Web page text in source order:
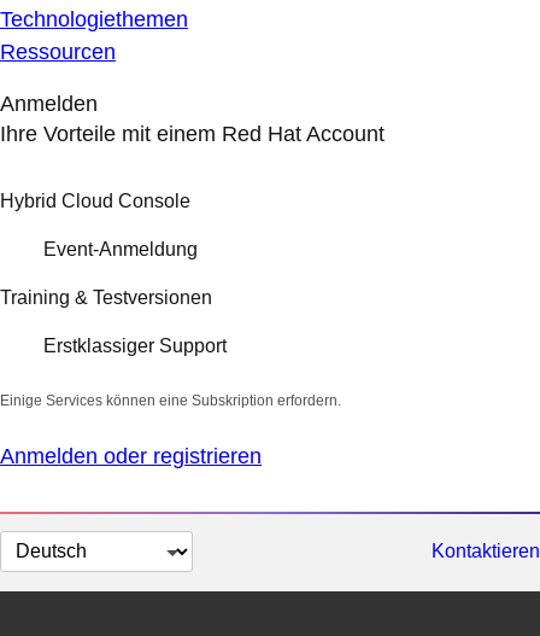
Technologiethemen
Ressourcen
Anmelden
Ihre Vorteile mit einem Red Hat Account
Hybrid Cloud Console
Event-Anmeldung
Training & Testversionen
Erstklassiger Support
Einige Services können eine Subskription erfordern.
Anmelden oder registrieren
Sprache
auswählen
Kontaktieren